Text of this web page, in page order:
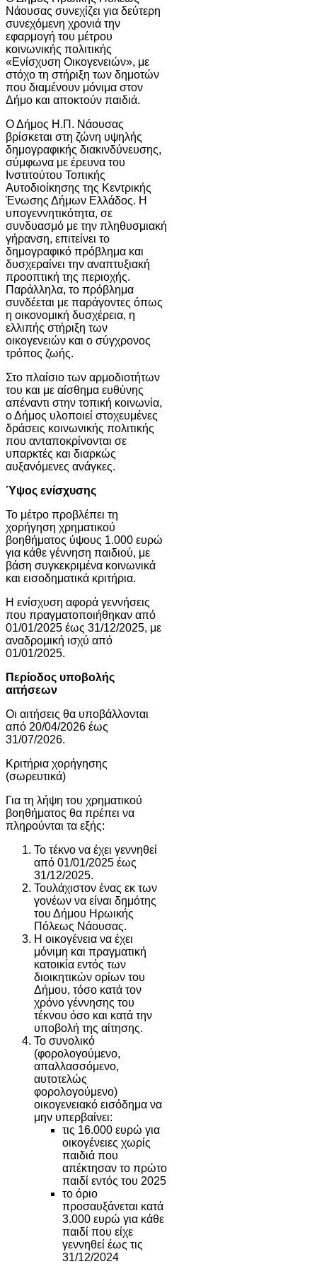
Νάουσας συνεχίζει για δεύτερη
συνεχόμενη χρονιά την
εφαρμογή του μέτρου
κοινωνικής πολιτικής
«Ενίσχυση Οικογενειών», με
στόχο τη στήριξη των δημοτών
που διαμένουν μόνιμα στον
Δήμο και αποκτούν παιδιά.
Ο Δήμος Η.Π. Νάουσας
βρίσκεται στη ζώνη υψηλής
δημογραφικής διακινδύνευσης,
σύμφωνα με έρευνα του
Ινστιτούτου Τοπικής
Αυτοδιοίκησης της Κεντρικής
Ένωσης Δήμων Ελλάδος. Η
υπογεννητικότητα, σε
συνδυασμό με την πληθυσμιακή
γήρανση, επιτείνει το
δημογραφικό πρόβλημα και
δυσχεραίνει την αναπτυξιακή
προοπτική της περιοχής.
Παράλληλα, το πρόβλημα
συνδέεται με παράγοντες όπως
η οικονομική δυσχέρεια, η
ελλιπής στήριξη των
οικογενειών και ο σύγχρονος
τρόπος ζωής.
Στο πλαίσιο των αρμοδιοτήτων
του και με αίσθημα ευθύνης
απέναντι στην τοπική κοινωνία,
ο Δήμος υλοποιεί στοχευμένες
δράσεις κοινωνικής πολιτικής
που ανταποκρίνονται σε
υπαρκτές και διαρκώς
αυξανόμενες ανάγκες.
Ύψος ενίσχυσης
Το μέτρο προβλέπει τη
χορήγηση χρηματικού
βοηθήματος ύψους 1.000 ευρώ
για κάθε γέννηση παιδιού, με
βάση συγκεκριμένα κοινωνικά
και εισοδηματικά κριτήρια.
Η ενίσχυση αφορά γεννήσεις
που πραγματοποιήθηκαν από
01/01/2025 έως 31/12/2025, με
αναδρομική ισχύ από
01/01/2025.
Περίοδος υποβολής
αιτήσεων
Οι αιτήσεις θα υποβάλλονται
από 20/04/2026 έως
31/07/2026.
Κριτήρια χορήγησης
(σωρευτικά)
Για τη λήψη του χρηματικού
βοηθήματος θα πρέπει να
πληρούνται τα εξής:
Το τέκνο να έχει γεννηθεί
από 01/01/2025 έως
31/12/2025.
Τουλάχιστον ένας εκ των
γονέων να είναι δημότης
του Δήμου Ηρωικής
Πόλεως Νάουσας.
Η οικογένεια να έχει
μόνιμη και πραγματική
κατοικία εντός των
διοικητικών ορίων του
Δήμου, τόσο κατά τον
χρόνο γέννησης του
τέκνου όσο και κατά την
υποβολή της αίτησης.
Το συνολικό
(φορολογούμενο,
απαλλασσόμενο,
αυτοτελώς
φορολογούμενο)
οικογενειακό εισόδημα να
μην υπερβαίνει:
τις 16.000 ευρώ για
οικογένειες χωρίς
παιδιά που
απέκτησαν το πρώτο
παιδί εντός του 2025
το όριο
προσαυξάνεται κατά
3.000 ευρώ για κάθε
παιδί που είχε
γεννηθεί έως τις
31/12/2024